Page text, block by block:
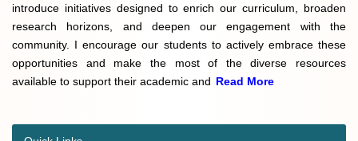
introduce initiatives designed to enrich our curriculum, broaden
research horizons, and deepen our engagement with the
community. I encourage our students to actively embrace these
opportunities and make the most of the diverse resources
available to support their academic and Read More